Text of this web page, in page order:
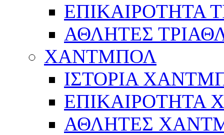
ΕΠΙΚΑΙΡΟΤΗΤΑ
ΑΘΛΗΤΕΣ
ΧΑΝΤΜΠΟΛ
ΙΣΤΟΡΙΑ
ΕΠΙΚΑΙΡΟΤΗΤΑ
ΑΘΛΗΤΕΣ